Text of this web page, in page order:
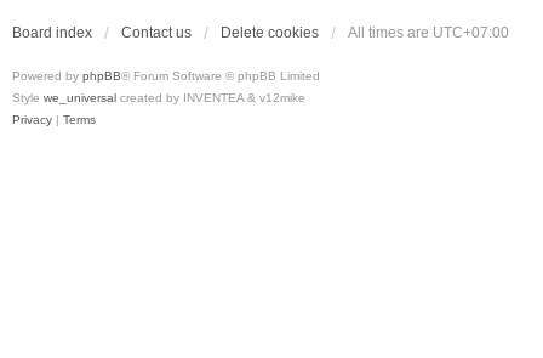
Board index Contact us Delete cookies All times are UTC+07:00
Powered by phpBB® Forum Software © phpBB Limited
Style we_universal created by INVENTEA & v12mike
Privacy | Terms